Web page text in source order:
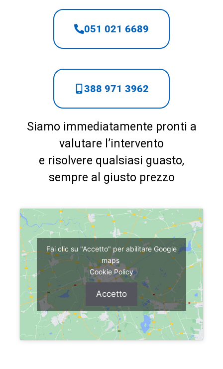
051 021 6689
388 971 3962
Siamo immediatamente pronti a
valutare l’intervento
e risolvere qualsiasi guasto,
sempre al giusto prezzo
Fai clic su "Accetto" per abilitare Google
maps
Cookie Policy
Accetto